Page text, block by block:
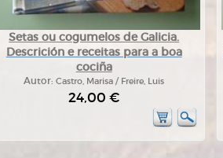
Setas ou cogumelos de Galicia.
Descrición e receitas para a boa
cociña
Autor:Castro, Marisa / Freire, Luis
24,00 €